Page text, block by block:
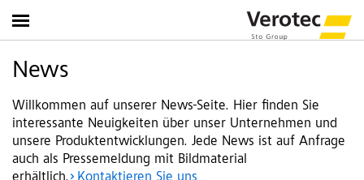
News
Willkommen auf unserer News-Seite. Hier finden Sie
interessante Neuigkeiten über unser Unternehmen und
unsere Produktentwicklungen. Jede News ist auf Anfrage
auch als Pressemeldung mit Bildmaterial